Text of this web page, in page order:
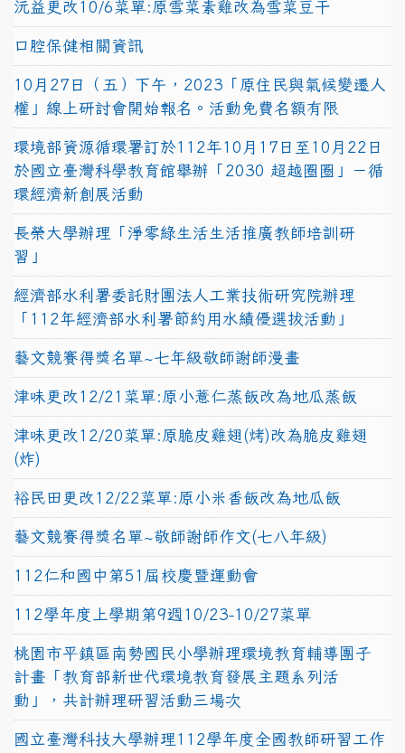
沅益更改10/6菜單:原雪菜素雞改為雪菜豆干
口腔保健相關資訊
10月27日（五）下午，2023「原住民與氣候變遷人
權」線上研討會開始報名。活動免費名額有限
環境部資源循環署訂於112年10月17日至10月22日
於國立臺灣科學教育館舉辦「2030 超越圈圈」－循
環經濟新創展活動
長榮大學辦理「淨零綠生活生活推廣教師培訓研
習」
經濟部水利署委託財團法人工業技術研究院辦理
「112年經濟部水利署節約用水績優選拔活動」
藝文競賽得獎名單~七年級敬師謝師漫畫
津味更改12/21菜單:原小薏仁蒸飯改為地瓜蒸飯
津味更改12/20菜單:原脆皮雞翅(烤)改為脆皮雞翅
(炸)
裕民田更改12/22菜單:原小米香飯改為地瓜飯
藝文競賽得獎名單~敬師謝師作文(七八年級)
112仁和國中第51屆校慶暨運動會
112學年度上學期第9週10/23-10/27菜單
桃園市平鎮區南勢國民小學辦理環境教育輔導團子
計畫「教育部新世代環境教育發展主題系列活
動」，共計辦理研習活動三場次
國立臺灣科技大學辦理112學年度全國教師研習工作